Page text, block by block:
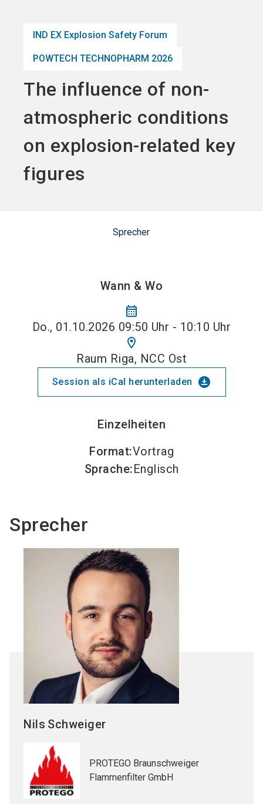
IND EX Explosion Safety Forum
POWTECH TECHNOPHARM 2026
The influence of non-
atmospheric conditions
on explosion-related key
figures
Sprecher
Wann & Wo
calendar_month
Do., 01.10.2026 09:50 Uhr - 10:10 Uhr
location_on
Raum Riga, NCC Ost
Session als iCal herunterladen download_for_offline
Einzelheiten
Format:Vortrag
Sprache:Englisch
Sprecher
Nils Schweiger
PROTEGO Braunschweiger
Flammenfilter GmbH